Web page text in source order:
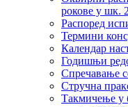
рокове у шк.
Распоред
Термини
Календар
Годишњи
Спречавање
Стручна
Такмичење у